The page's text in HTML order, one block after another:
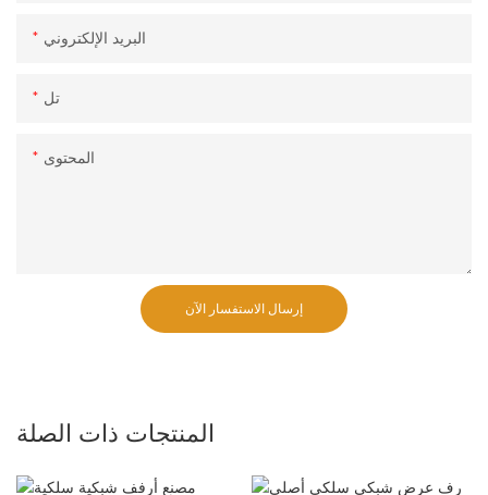
البريد الإلكتروني
تل
المحتوى
إرسال الاستفسار الآن
المنتجات ذات الصلة